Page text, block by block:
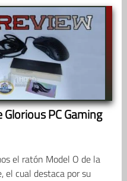
PC Gaming
el ratón Model O de la
el cual destaca por su